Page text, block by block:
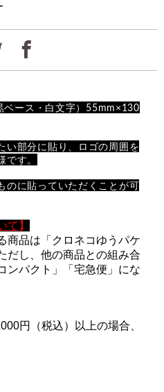
ベース・白文字）55mm×130
い部分に貼り、ロゴの周囲を
です。
のに貼っていただくことが可
て 】
商品は「クロネコゆうパケ
だし、他の商品との組み合
ンパクト」「宅急便」にな
円（税込）以上の場合、